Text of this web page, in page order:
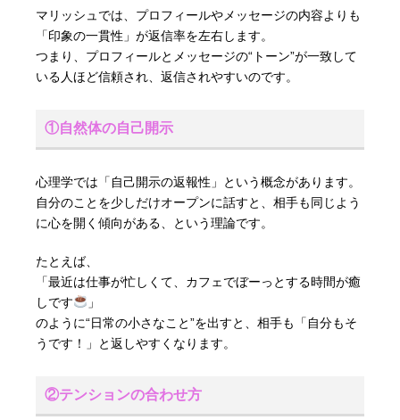
マリッシュでは、プロフィールやメッセージの内容よりも
「印象の一貫性」が返信率を左右します。
つまり、プロフィールとメッセージの“トーン”が一致して
いる人ほど信頼され、返信されやすいのです。
①自然体の自己開示
心理学では「自己開示の返報性」という概念があります。
自分のことを少しだけオープンに話すと、相手も同じよう
に心を開く傾向がある、という理論です。
たとえば、
「最近は仕事が忙しくて、カフェでぼーっとする時間が癒
しです
」
のように“日常の小さなこと”を出すと、相手も「自分もそ
うです！」と返しやすくなります。
②テンションの合わせ方